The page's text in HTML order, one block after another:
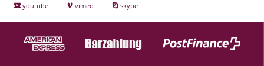
youtube
vimeo skype